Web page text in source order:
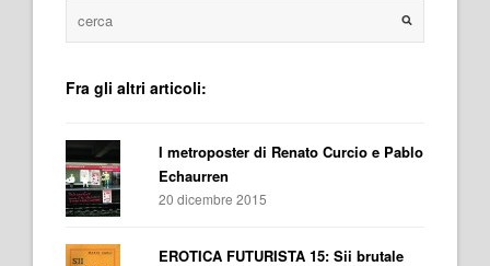
Fra gli altri articoli:
I metroposter di Renato Curcio e Pablo
Echaurren
20 dicembre 2015
EROTICA FUTURISTA 15: Sii brutale